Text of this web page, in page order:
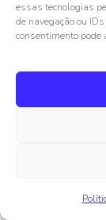
essas tecnologias
de navegação ou
consentimento pode